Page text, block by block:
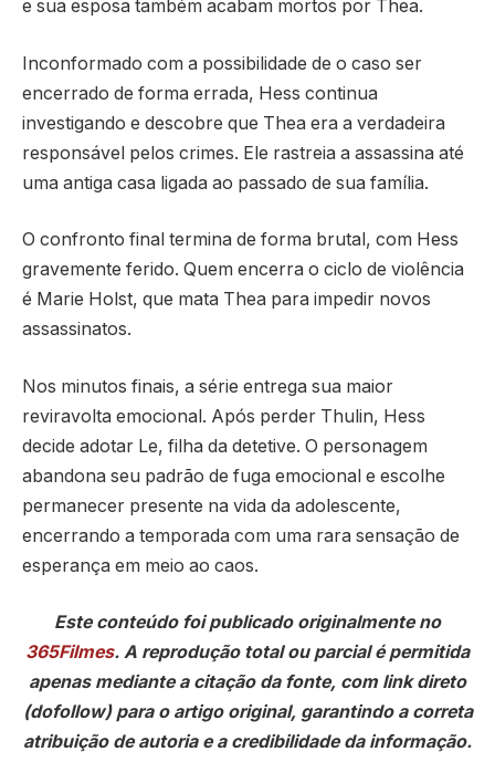
e sua esposa também acabam mortos por Thea.
Inconformado com a possibilidade de o caso ser
encerrado de forma errada, Hess continua
investigando e descobre que Thea era a verdadeira
responsável pelos crimes. Ele rastreia a assassina até
uma antiga casa ligada ao passado de sua família.
O confronto final termina de forma brutal, com Hess
gravemente ferido. Quem encerra o ciclo de violência
é Marie Holst, que mata Thea para impedir novos
assassinatos.
Nos minutos finais, a série entrega sua maior
reviravolta emocional. Após perder Thulin, Hess
decide adotar Le, filha da detetive. O personagem
abandona seu padrão de fuga emocional e escolhe
permanecer presente na vida da adolescente,
encerrando a temporada com uma rara sensação de
esperança em meio ao caos.
Este conteúdo foi publicado originalmente no
365Filmes. A reprodução total ou parcial é permitida
apenas mediante a citação da fonte, com link direto
(dofollow) para o artigo original, garantindo a correta
atribuição de autoria e a credibilidade da informação.